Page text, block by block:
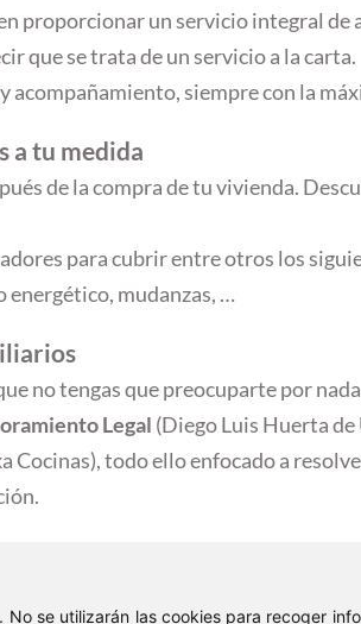
se utilizarán las cookies para recoger
proporcionar un servicio integral de
que se trata de un servicio a la carta.
siempre con la
a tu medida
de la compra de tu vivienda.
para cubrir entre otros los
mudanzas, …
no tengas que preocuparte por
Legal (Diego Luis Huerta
todo ello enfocado a